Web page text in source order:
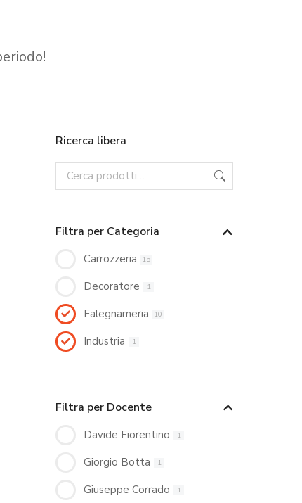
Ricerca libera
Filtra per Categoria
Carrozzeria 15
Decoratore 1
Falegnameria 10
Industria 1
Filtra per Docente
Davide Fiorentino 1
Giorgio Botta 1
Giuseppe Corrado 1